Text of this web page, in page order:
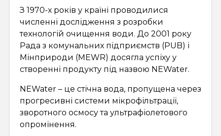
З 1970-х років у країні проводилися
численні дослідження з розробки
технологій очищення води. До 2001 року
Рада з комунальних підприємств (PUB) і
Мінприроди (MEWR) досягла успіху у
створенні продукту під назвою NEWater.
NEWater – це стічна вода, пропущена через
прогресивні системи мікрофільтрації,
зворотного осмосу та ультрафіолетового
опромінення.